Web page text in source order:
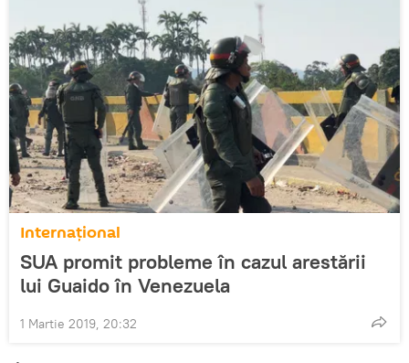
Internaţional
SUA promit probleme în cazul arestării
lui Guaido în Venezuela
1 Martie 2019, 20:32